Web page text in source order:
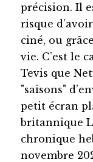
précision. Il
risque
ciné, ou
vie. C’est le
Tevis que
"saisons"
petit écran
britannique
chronique
novembre